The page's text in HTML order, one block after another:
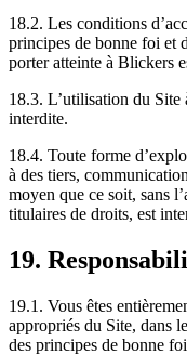
18.2. Les conditions
principes de bonne foi et
porter atteinte à Blickers
18.3. L’utilisation du Site
interdite.
18.4. Toute forme
à des tiers,
moyen que ce soit, sans
titulaires de droits, est
19.
19.1. Vous êtes
appropriés du Site, dans
des principes de bonne